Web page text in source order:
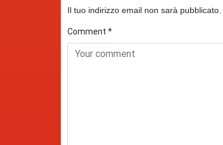
Il tuo indirizzo email non sarà pubblicato.
Comment *